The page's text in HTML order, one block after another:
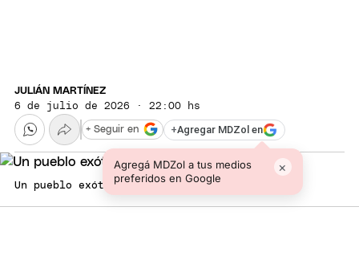
JULIÁN MARTÍNEZ
6 de julio de 2026 · 22:00 hs
+Agregar MDZol en
Agregá MDZol a tus medios
preferidos en Google
×
+ Seguir en
Un pueblo exótico.